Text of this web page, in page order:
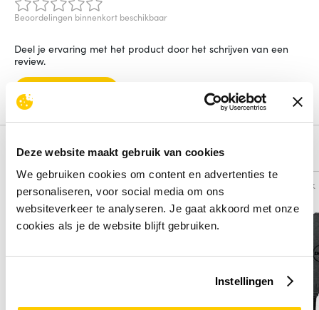
Deze website maakt gebruik van cookies
We gebruiken cookies om content en advertenties te
personaliseren, voor social media om ons
websiteverkeer te analyseren. Je gaat akkoord met onze
cookies als je de website blijft gebruiken.
Instellingen
Beoordelingen binnenkort beschikbaar
Deel je ervaring met het product door het schrijven van een
review.
Schrijf een review
Alternatieven
Vergelijk Vergelijk